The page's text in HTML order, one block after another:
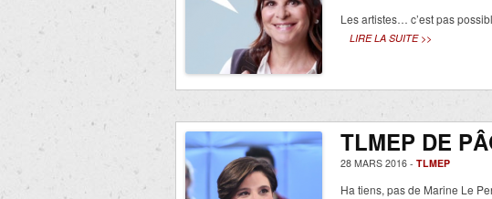
Les artistes… c’est pas
LIRE LA SUITE >>
TLMEP DE
28 MARS 2016 - TLMEP
Ha tiens, pas de Marine Le